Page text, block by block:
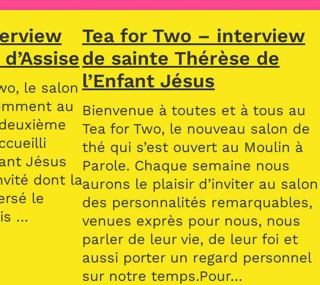
le salon
au
Jésus
dont la
le
…
Tea for Two – interview
de sainte Thérèse de
l’Enfant Jésus
Bienvenue à toutes et à tous au
Tea for Two, le nouveau salon de
thé qui s’est ouvert au Moulin à
Parole. Chaque semaine nous
aurons le plaisir d’inviter au salon
des personnalités remarquables,
venues exprès pour nous, nous
parler de leur vie, de leur foi et
aussi porter un regard personnel
sur notre temps.Pour…